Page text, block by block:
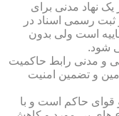
یک نهاد مدنی برای
ثبت رسمی اسناد در
است ولی بدون
شود.
و مدنی رابط حاکمیت
و تضمین امنیت
قوای حاکم است و با